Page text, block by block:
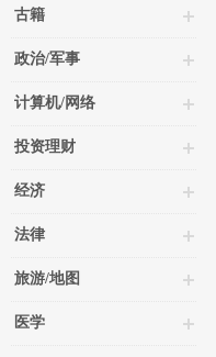
古籍
政治/军事
计算机/网络
投资理财
经济
法律
旅游/地图
医学